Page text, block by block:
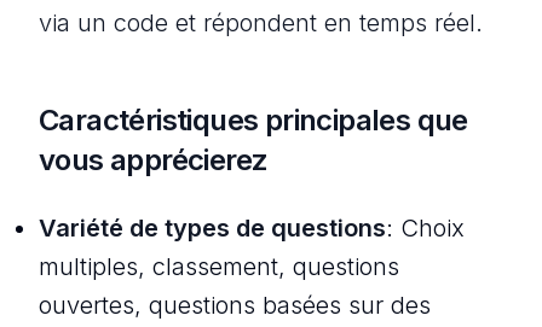
via un code et répondent en temps réel.
Caractéristiques principales que
vous apprécierez
Variété de types de questions: Choix
multiples, classement, questions
ouvertes, questions basées sur des